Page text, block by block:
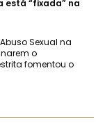
está “fixada” na
Sexual na
o
fomentou o